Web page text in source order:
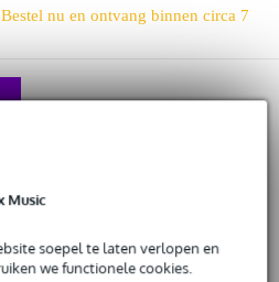
Music
soepel te laten verlopen en
we functionele cookies.
Bestel nu en ontvang binnen circa 7